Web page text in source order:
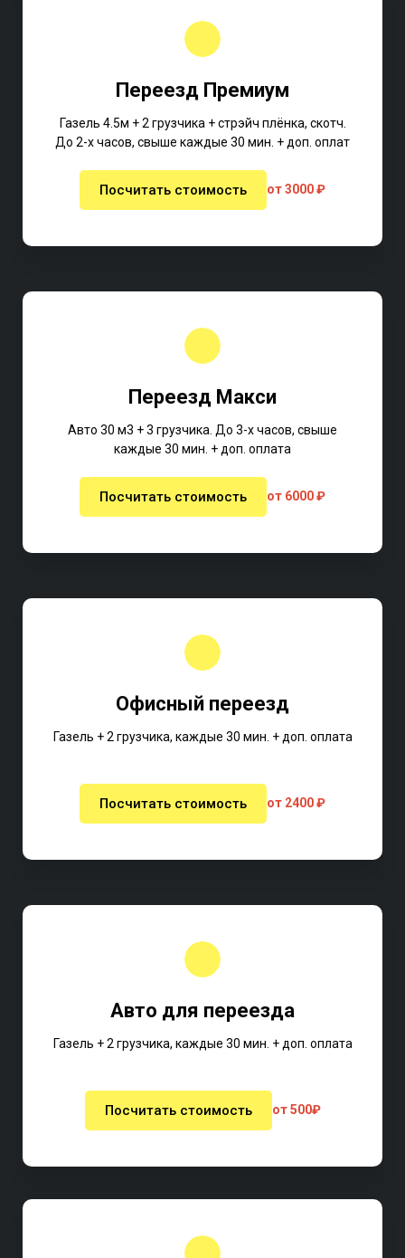
Переезд Премиум
Газель 4.5м + 2 грузчика + стрэйч плёнка, скотч.
До 2-х часов, свыше каждые 30 мин. + доп. оплат
Посчитать стоимость от 3000 ₽
Переезд Макси
Авто 30 м3 + 3 грузчика. До 3-х часов, свыше
каждые 30 мин. + доп. оплата
Посчитать стоимость от 6000 ₽
Офисный переезд
Газель + 2 грузчика, каждые 30 мин. + доп. оплата
Посчитать стоимость от 2400 ₽
Авто для переезда
Газель + 2 грузчика, каждые 30 мин. + доп. оплата
Посчитать стоимость от 500₽